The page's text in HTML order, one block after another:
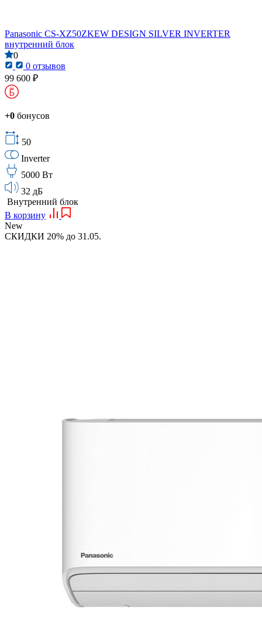
Panasonic CS-XZ50ZKEW DESIGN SILVER INVERTER
внутренний блок
0
0 отзывов
99 600 ₽
+0 бонусов
50
Inverter
5000 Вт
32 дБ
Внутренний блок
В корзину
New
СКИДКИ 20% до 31.05.